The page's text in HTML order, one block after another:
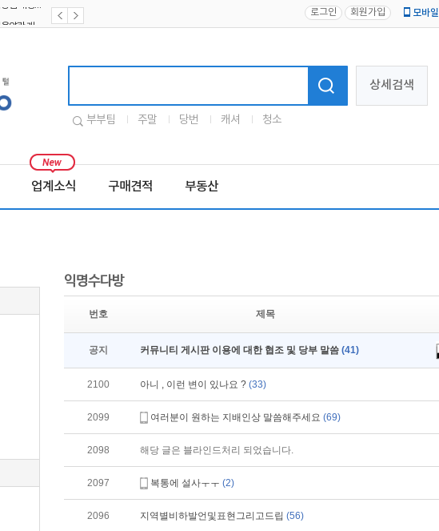
로그인 회원가입 모바일
상세검색
부부팀 주말 당번 캐셔 청소
업계소식 구매견적 부동산
익명수다방
번호 제목
공지 커뮤니티 게시판 이용에 대한 협조 및 당부 말씀 (41)
2100 아니 , 이런 변이 있나요 ? (33)
2099 여러분이 원하는 지배인상 말씀해주세요 (69)
2098 해당 글은 블라인드처리 되었습니다.
2097 복통에 설사ㅜㅜ (2)
2096 지역별비하발언및표현그리고드립 (56)